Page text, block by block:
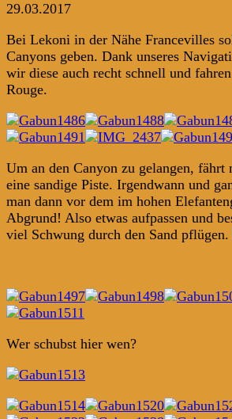
29.03.2017
Bei Lekoni in der Nähe Francevilles
Canyons geben. Dank unseres
wir diese auch recht schnell und
Rouge.
Um an den Canyon zu gelangen, fährt
eine sandige Piste. Irgendwann und
man dann vor dem im hohen
Abgrund! Also etwas aufpassen und
viel Schwung durch den Sand pflügen.
Wer schubst hier wen?